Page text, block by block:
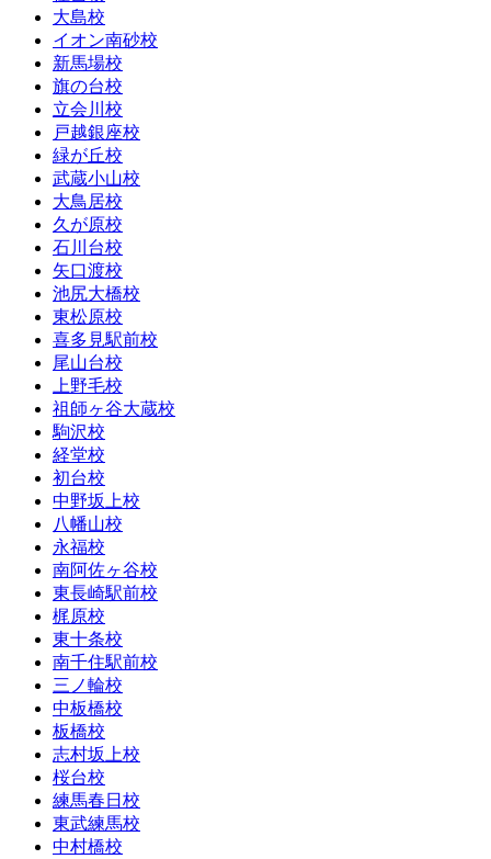
大島校
イオン南砂校
新馬場校
旗の台校
立会川校
戸越銀座校
緑が丘校
武蔵小山校
大鳥居校
久が原校
石川台校
矢口渡校
池尻大橋校
東松原校
喜多見駅前校
尾山台校
上野毛校
祖師ヶ谷大蔵校
駒沢校
経堂校
初台校
中野坂上校
八幡山校
永福校
南阿佐ヶ谷校
東長崎駅前校
梶原校
東十条校
南千住駅前校
三ノ輪校
中板橋校
板橋校
志村坂上校
桜台校
練馬春日校
東武練馬校
中村橋校